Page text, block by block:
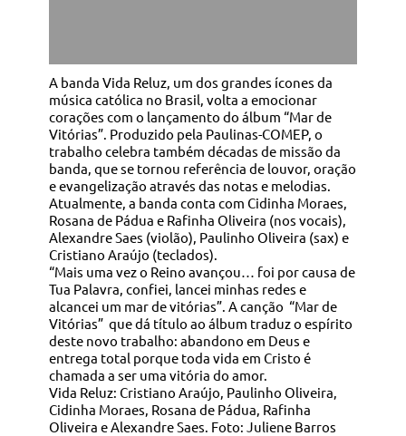
A banda Vida Reluz, um dos grandes ícones da
música católica no Brasil, volta a emocionar
corações com o lançamento do álbum “Mar de
Vitórias”. Produzido pela Paulinas-COMEP, o
trabalho celebra também décadas de missão da
banda, que se tornou referência de louvor, oração
e evangelização através das notas e melodias.
Atualmente, a banda conta com Cidinha Moraes,
Rosana de Pádua e Rafinha Oliveira (nos vocais),
Alexandre Saes (violão), Paulinho Oliveira (sax) e
Cristiano Araújo (teclados).
“Mais uma vez o Reino avançou… foi por causa de
Tua Palavra, confiei, lancei minhas redes e
alcancei um mar de vitórias”. A canção “Mar de
Vitórias” que dá título ao álbum traduz o espírito
deste novo trabalho: abandono em Deus e
entrega total porque toda vida em Cristo é
chamada a ser uma vitória do amor.
Vida Reluz: Cristiano Araújo, Paulinho Oliveira,
Cidinha Moraes, Rosana de Pádua, Rafinha
Oliveira e Alexandre Saes. Foto: Juliene Barros